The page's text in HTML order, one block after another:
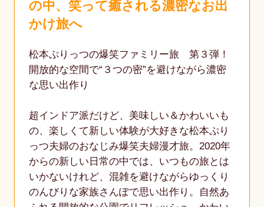
の中、笑って癒される濃密なお出
かけ旅へ
松本ぷりっつの爆笑ファミリー旅 第３弾！
開放的な空間で“３つの密”を避けながら濃密
な思い出作り
超インドア派だけど、美味しい＆かわいいも
の、楽しくて新しい体験が大好きな松本ぷり
っつ夫婦のおなじみ爆笑夫婦漫才旅。2020年
からの新しい日常の中では、いつもの旅とは
いかないけれど、混雑を避けながらゆっくり
のんびりな家族さんぽで思い出作り。自然あ